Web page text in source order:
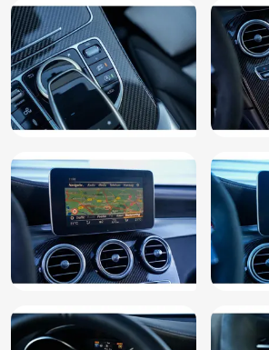
Multimedia-voorbereiding
Navigatie
Optioneel leverbaar met ruime garantie,
mogelijkheden
Panoramadak
Parkeer assistent
Parkeer pakket
Parkeersensor achter
Parkeersensor voor
Parkeersensor voor en achter
Passagiersairbag
RDW-leges
Regensensor
Rijassistentiepakket